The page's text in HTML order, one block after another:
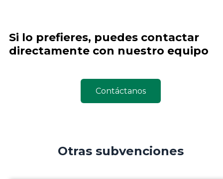
Si lo prefieres, puedes contactar
directamente con nuestro equipo
Contáctanos
Otras subvenciones